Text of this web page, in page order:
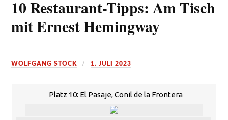
10 Restaurant-Tipps: Am Tisch
mit Ernest Hemingway
WOLFGANG STOCK 1. JULI 2023
Platz 10: El Pasaje, Conil de la Frontera